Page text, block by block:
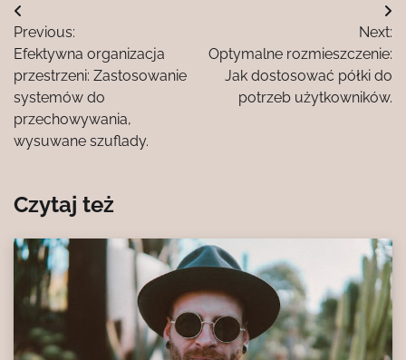
Nawigacja
wpisu
Previous:
Efektywna organizacja
przestrzeni: Zastosowanie
systemów do
przechowywania,
wysuwane szuflady.
Next:
Optymalne rozmieszczenie:
Jak dostosować półki do
potrzeb użytkowników.
Czytaj też